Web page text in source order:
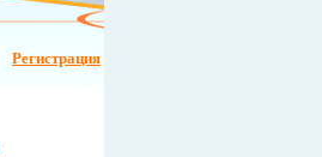
Регистрация